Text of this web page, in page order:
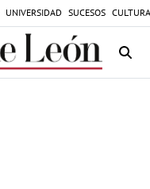
UNIVERSIDAD SUCESOS